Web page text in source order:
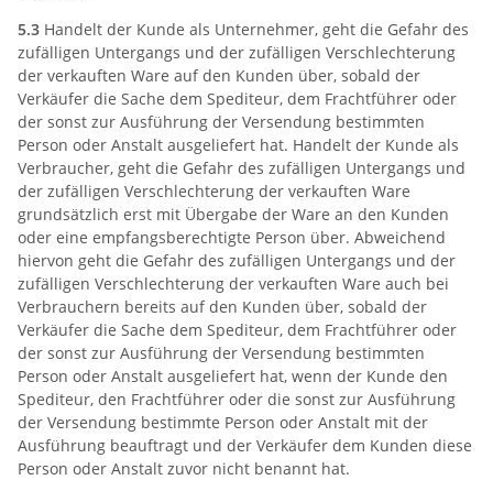
5.3 Handelt der Kunde als Unternehmer, geht die Gefahr des
zufälligen Untergangs und der zufälligen Verschlechterung
der verkauften Ware auf den Kunden über, sobald der
Verkäufer die Sache dem Spediteur, dem Frachtführer oder
der sonst zur Ausführung der Versendung bestimmten
Person oder Anstalt ausgeliefert hat. Handelt der Kunde als
Verbraucher, geht die Gefahr des zufälligen Untergangs und
der zufälligen Verschlechterung der verkauften Ware
grundsätzlich erst mit Übergabe der Ware an den Kunden
oder eine empfangsberechtigte Person über. Abweichend
hiervon geht die Gefahr des zufälligen Untergangs und der
zufälligen Verschlechterung der verkauften Ware auch bei
Verbrauchern bereits auf den Kunden über, sobald der
Verkäufer die Sache dem Spediteur, dem Frachtführer oder
der sonst zur Ausführung der Versendung bestimmten
Person oder Anstalt ausgeliefert hat, wenn der Kunde den
Spediteur, den Frachtführer oder die sonst zur Ausführung
der Versendung bestimmte Person oder Anstalt mit der
Ausführung beauftragt und der Verkäufer dem Kunden diese
Person oder Anstalt zuvor nicht benannt hat.